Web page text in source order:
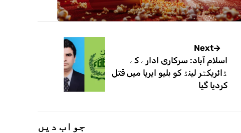
Next
اسلام آباد: سرکاری ادارے کے
ڈائریکٹر لینڈ کو بلیو ایریا میں قتل
کردیا گیا
جواب دیں